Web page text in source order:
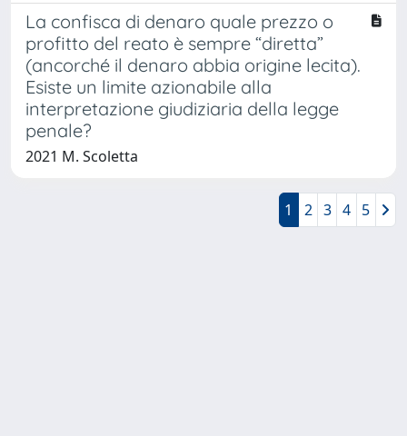
La confisca di denaro quale prezzo o
profitto del reato è sempre “diretta”
(ancorché il denaro abbia origine lecita).
Esiste un limite azionabile alla
interpretazione giudiziaria della legge
penale?
2021 M. Scoletta
1 2 3 4 5